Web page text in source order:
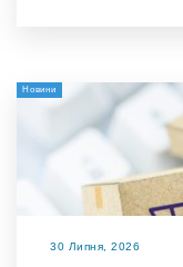
Новини
30 Липня, 2026